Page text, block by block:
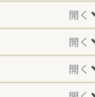
開く
開く
開く